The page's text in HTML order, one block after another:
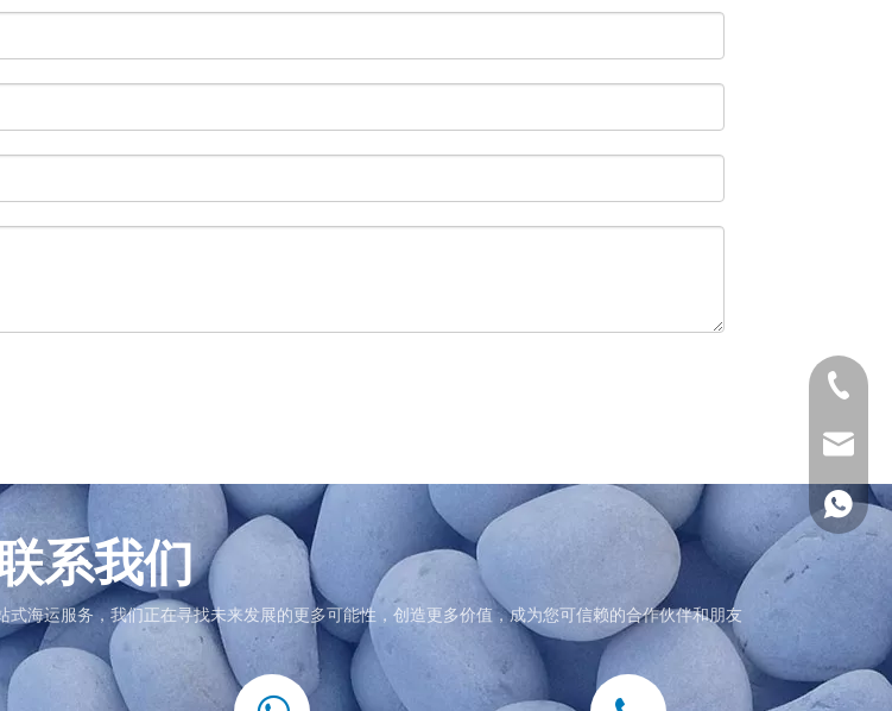
系我们
海运服务，我们正在寻找未来发展的更多可能性，创造更多价值，成为您可信赖的合作伙伴和朋友
0411-